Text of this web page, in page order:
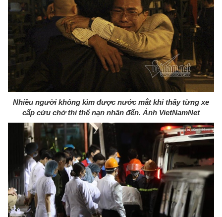
Nhiều người không kìm được nước mắt khi thấy từng xe
cấp cứu chở thi thể nạn nhân đến. Ảnh VietNamNet